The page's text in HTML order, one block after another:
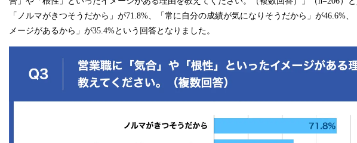
「ノルマがきつそうだから」が71.8%、「常に自分の成績が気になりそうだから」が46.6%
メージがあるから」が35.4%という回答となりました。